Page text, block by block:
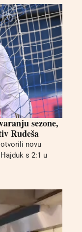
sezone,
Rudeša
novu
s 2:1 u